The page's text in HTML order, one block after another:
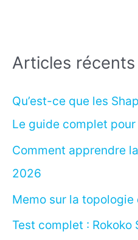
Articles récents
Qu’est-ce que les
Le guide complet
Comment apprendre
2026
Memo sur la topologie
Test complet : Rokoko